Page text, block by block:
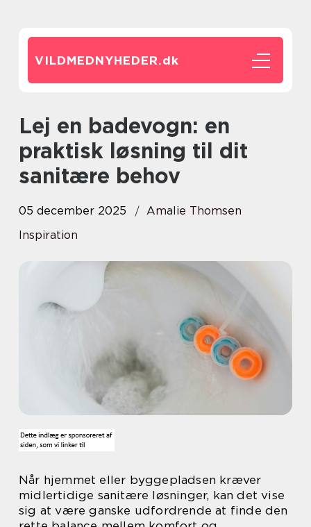
VILDMEDNYHEDER.dk
Lej en badevogn: en
praktisk løsning til dit
sanitære behov
05 december 2025
Amalie Thomsen
Inspiration
Når hjemmet eller byggepladsen kræver
midlertidige sanitære løsninger, kan det vise
sig at være ganske udfordrende at finde den